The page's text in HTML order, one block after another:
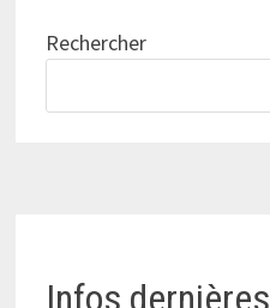
Rechercher
Infos dernières